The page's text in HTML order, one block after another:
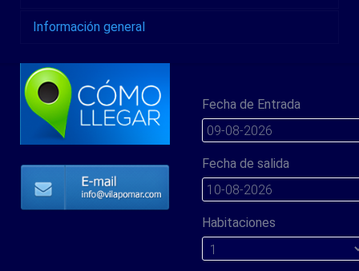
* Campo requerido
Nombre*
Información general
Fecha de Entrada
Fecha de salida
Habitaciones